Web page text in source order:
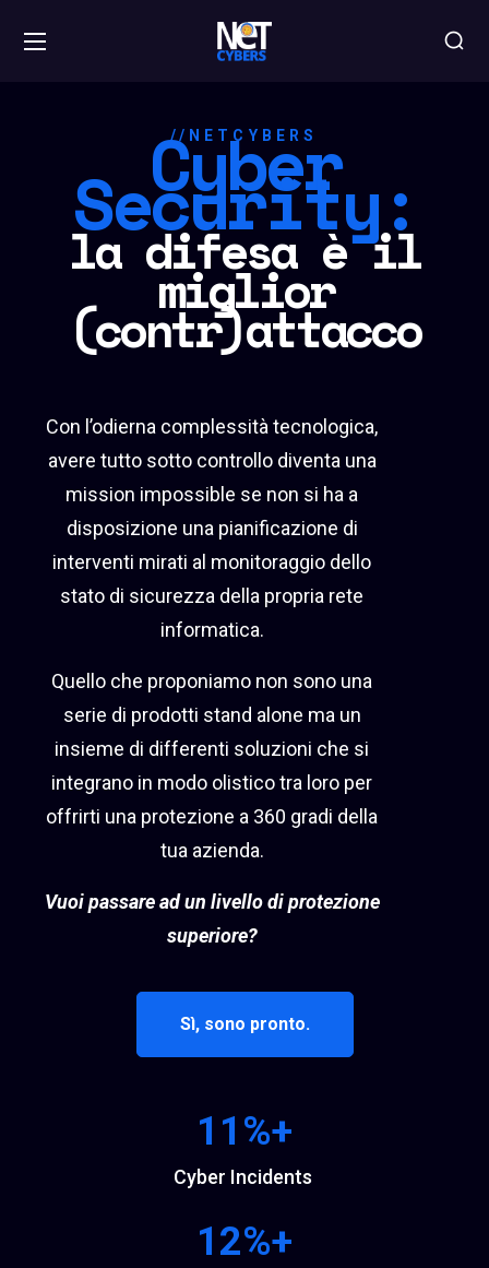
//NETCYBERS
Cyber
Security:
la difesa è il
miglior
(contr)attacco
Con l’odierna complessità tecnologica,
avere tutto sotto controllo diventa una
mission impossible se non si ha a
disposizione una pianificazione di
interventi mirati al monitoraggio dello
stato di sicurezza della propria rete
informatica.
Quello che proponiamo non sono una
serie di prodotti stand alone ma un
insieme di differenti soluzioni che si
integrano in modo olistico tra loro per
offrirti una protezione a 360 gradi della
tua azienda.
Vuoi passare ad un livello di protezione
superiore?
Sì, sono pronto.
12 %+
Cyber Incidents
12%+